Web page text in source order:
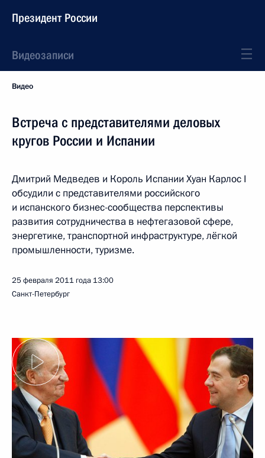
Президент России
Видеозаписи
Видео
Встреча с представителями деловых
кругов России и Испании
Дмитрий Медведев и Король Испании Хуан Карлос I
обсудили с представителями российского
и испанского бизнес-сообщества перспективы
развития сотрудничества в нефтегазовой сфере,
энергетике, транспортной инфраструктуре, лёгкой
промышленности, туризме.
25 февраля 2011 года 13:00
Санкт-Петербург